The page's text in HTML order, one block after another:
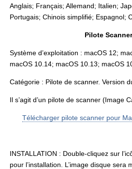
Anglais; Français; Allemand; Italien;
Portugais; Chinois simplifié; Espagnol;
Pilote Scanner
Système d’exploitation : macOS 12;
macOS 10.14; macOS 10.13; macOS
Catégorie : Pilote de scanner. Version
Il s’agit d’un pilote de scanner (Image
Télécharger pilote scanner pour
INSTALLATION : Double-cliquez sur
pour l’installation. L’image disque sera